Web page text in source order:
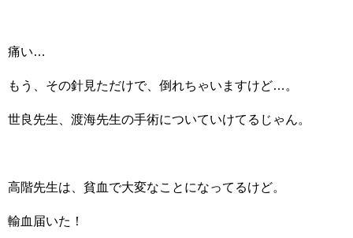
痛い…
もう、その針見ただけで、倒れちゃいますけど…。
世良先生、渡海先生の手術についていけてるじゃん。
高階先生は、貧血で大変なことになってるけど。
輸血届いた！